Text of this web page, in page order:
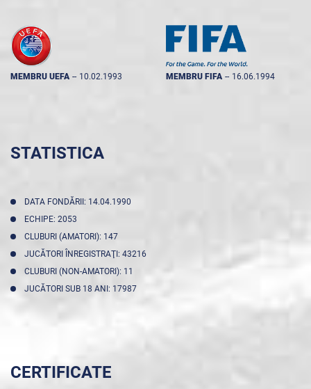
MEMBRU UEFA -- 10.02.1993 MEMBRU FIFA -- 16.06.1994
STATISTICA
DATA FONDĂRII: 14.04.1990
ECHIPE: 2053
CLUBURI (AMATORI): 147
JUCĂTORI ÎNREGISTRAŢI: 43216
CLUBURI (NON-AMATORI): 11
JUCĂTORI SUB 18 ANI: 17987
CERTIFICATE